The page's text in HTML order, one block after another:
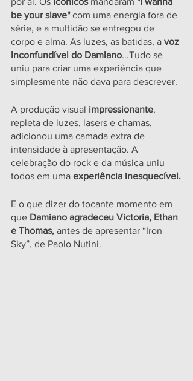
be your slave" com uma energia fora de
série, e a multidão se entregou de
corpo e alma. As luzes, as batidas, a voz
inconfundível do Damiano...Tudo se
uniu para criar uma experiência que
simplesmente não dava para descrever.
A produção visual impressionante,
repleta de luzes, lasers e chamas,
adicionou uma camada extra de
intensidade à apresentação. A
celebração do rock e da música uniu
todos em uma experiência inesquecível.
E o que dizer do tocante momento em
que Damiano agradeceu Victoria, Ethan
e Thomas, antes de apresentar “Iron
Sky”, de Paolo Nutini.